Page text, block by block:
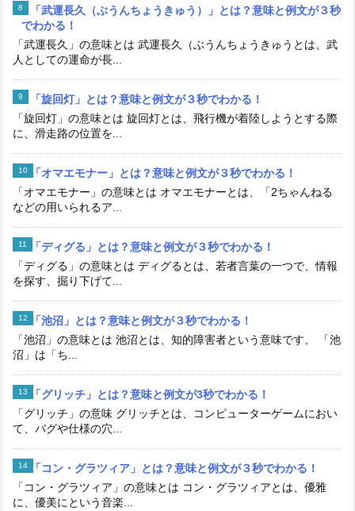
「武運長久（ぶうんちょうきゅう）」とは？意味と例文が３秒
でわかる！
「武運長久」の意味とは 武運長久（ぶうんちょうきゅうとは、武
人としての運命が長...
「旋回灯」とは？意味と例文が３秒でわかる！
「旋回灯」の意味とは 旋回灯とは、飛行機が着陸しようとする際
に、滑走路の位置を...
「オマエモナー」とは？意味と例文が３秒でわかる！
「オマエモナー」の意味とは オマエモナーとは、「2ちゃんねる
などの用いられるア...
「ディグる」とは？意味と例文が３秒でわかる！
「ディグる」の意味とは ディグるとは、若者言葉の一つで、情報
を探す、掘り下げて...
「池沼」とは？意味と例文が３秒でわかる！
「池沼」の意味とは 池沼とは、知的障害者という意味です。 「池
沼」は「ち...
「グリッチ」とは？意味と例文が3秒でわかる！
「グリッチ」の意味 グリッチとは、コンピューターゲームにおい
て、バグや仕様の穴...
「コン・グラツィア」とは？意味と例文が３秒でわかる！
「コン・グラツィア」の意味とは コン・グラツィアとは、優雅
に、優美にという音楽...